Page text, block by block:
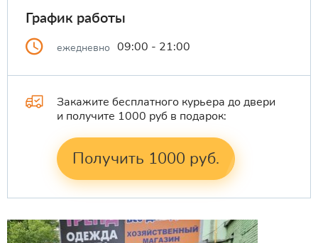
График работы
ежедневно 09:00 - 21:00
Закажите бесплатного курьера до двери
и получите 1000 руб в подарок:
Получить 1000 руб.